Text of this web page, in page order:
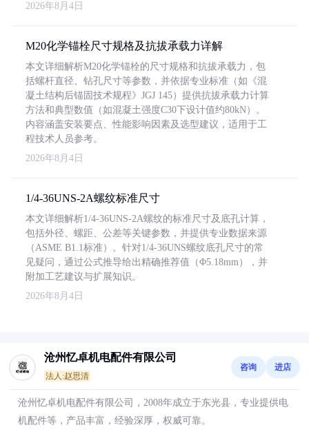
2026年8月4日
M20化学锚栓尺寸规格及抗拔承载力详解
本文详细解析M20化学锚栓的尺寸规格和抗拔承载力，包
括螺杆直径、钻孔尺寸等参数，并依据专业标准（如《混
凝土结构后锚固技术规程》JGJ 145）提供抗拔承载力计算
方法和典型数值（如混凝土强度C30下设计值约80kN）。
内容涵盖安装要点、性能影响因素及选型建议，适用于工
程技术人员参考。
2026年8月4日
1/4-36UNS-2A螺纹标准尺寸
本文详细解析1/4-36UNS-2A螺纹的标准尺寸及底孔计算，
包括外径、螺距、公差等关键参数，并提供专业数据来源
（ASME B1.1标准）。针对1/4-36UNS螺纹底孔尺寸的常
见疑问，通过公式推导给出精确推荐值（Φ5.18mm），并
附加工艺建议与扩展知识。
2026年8月4日
沧州忆卓机电配件有限公司
法人:赵思清
咨询 进店
沧州忆卓机电配件有限公司，2008年成立于东光县，专业提供电
机配件等，产品丰富，经验深厚，权威可靠。